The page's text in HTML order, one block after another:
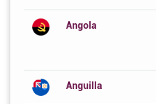
Angola
Anguilla